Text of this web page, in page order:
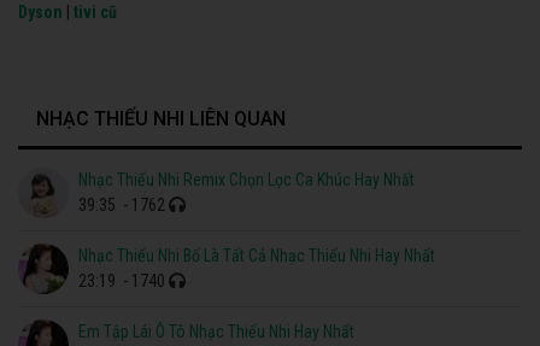
Dyson
tivi cũ
NHẠC THIẾU NHI LIÊN QUAN
Nhạc Thiếu Nhi Remix Chọn Lọc Ca Khúc Hay Nhất
39:35 - 1762
Nhạc Thiếu Nhi Bố Là Tất Cả Nhạc Thiếu Nhi Hay Nhất
23:19 - 1740
Em Tập Lái Ô Tô Nhạc Thiếu Nhi Hay Nhất